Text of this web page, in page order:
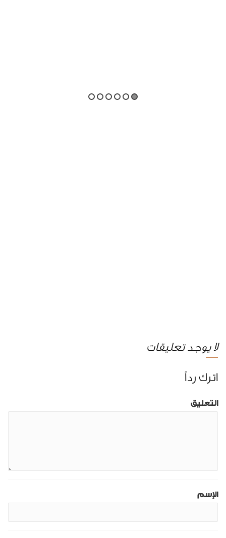
لا يوجد تعليقات
اترك رداً
التعليق
الإسم